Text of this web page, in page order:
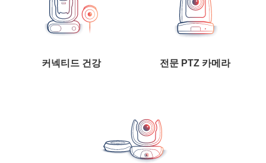
커넥티드 건강 전문 PTZ 카메라